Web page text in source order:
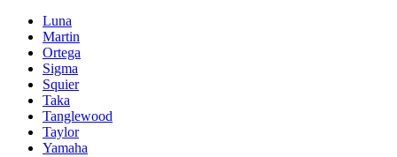
Luna
Martin
Ortega
Sigma
Squier
Taka
Tanglewood
Taylor
Yamaha